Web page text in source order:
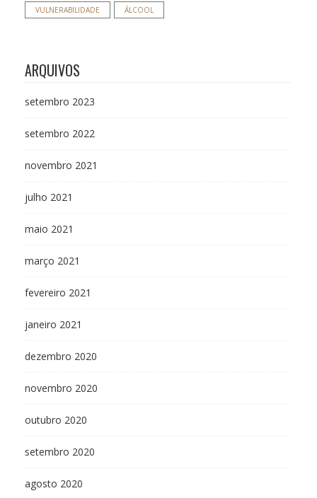
VULNERABILIDADE ÁLCOOL
ARQUIVOS
setembro 2023
setembro 2022
novembro 2021
julho 2021
maio 2021
março 2021
fevereiro 2021
janeiro 2021
dezembro 2020
novembro 2020
outubro 2020
setembro 2020
agosto 2020